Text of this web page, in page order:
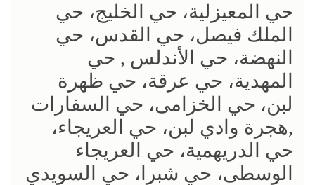
حي المعيزلية، حي الخليج، حي
الملك فيصل، حي القدس، حي
النهضة، حي الأندلس , حي
المهدية، حي عرقة، حي ظهرة
لبن، حي الخزامى، حي السفارات
,هجرة وادي لبن، حي العريجاء،
حي الدريهمية، حي العريجاء
الوسطى، حي شبرا، حي السويدي